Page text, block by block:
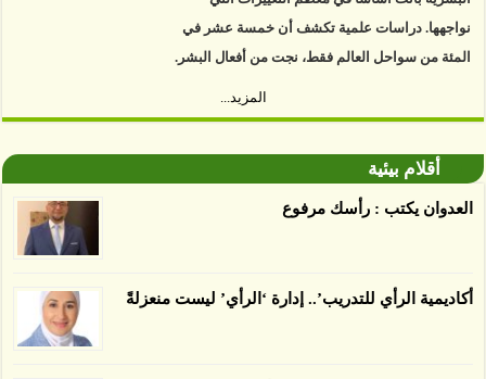
نواجهها. دراسات علمية تكشف أن خمسة عشر في
المئة من سواحل العالم فقط، نجت من أفعال البشر.
اعتمادها على أنها مستدامة تدمرت بشكل أسرع من
الغطاء عن أي ادعاءات تقول بأن الزيت يمكن ألا
صديقة للبيئة 38 في المئة من زراعتها منذ عام 2007،
المزيد...
أقلام بيئية
العدوان يكتب : رأسك مرفوع
أكاديمية الرأي للتدريب’.. إدارة ‘الرأي’ ليست منعزلةً